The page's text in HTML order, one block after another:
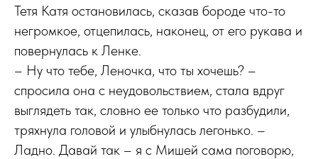
Тетя Катя остановилась, сказав бороде что-то
негромкое, отцепилась, наконец, от его рукава и
повернулась к Ленке.
– Ну что тебе, Леночка, что ты хочешь? –
спросила она с неудовольствием, стала вдруг
выглядеть так, словно ее только что разбудили,
тряхнула головой и улыбнулась легонько. –
Ладно. Давай так – я с Мишей сама поговорю,